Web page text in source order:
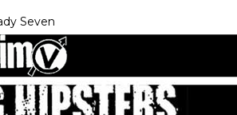
Seven